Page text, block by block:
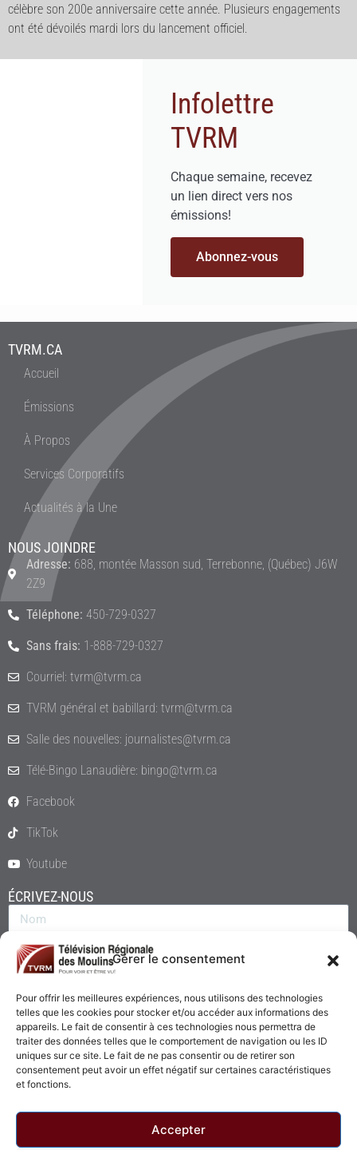
Gérer le consentement
Pour offrir les meilleures expériences, nous utilisons des technologies
telles que les cookies pour stocker et/ou accéder aux informations des
appareils. Le fait de consentir à ces technologies nous permettra de
traiter des données telles que le comportement de navigation ou les ID
uniques sur ce site. Le fait de ne pas consentir ou de retirer son
consentement peut avoir un effet négatif sur certaines caractéristiques
et fonctions.
Accepter
célèbre son 200e anniversaire cette année. Plusieurs engagements
ont été dévoilés mardi lors du lancement officiel.
Infolettre
TVRM
Chaque semaine, recevez
un lien direct vers nos
émissions!
Abonnez-vous
TVRM.CA
Accueil
Émissions
À Propos
Services Corporatifs
Actualités à la Une
NOUS JOINDRE
Adresse: 688, montée Masson sud, Terrebonne, (Québec) J6W
2Z9
Téléphone: 450-729-0327
Sans frais: 1-888-729-0327
Courriel: tvrm@tvrm.ca
TVRM général et babillard: tvrm@tvrm.ca
Salle des nouvelles: journalistes@tvrm.ca
Télé-Bingo Lanaudière: bingo@tvrm.ca
Facebook
TikTok
Youtube
ÉCRIVEZ-NOUS